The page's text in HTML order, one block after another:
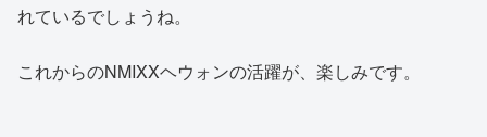
れているでしょうね。
これからのNMIXXヘウォンの活躍が、楽しみです。